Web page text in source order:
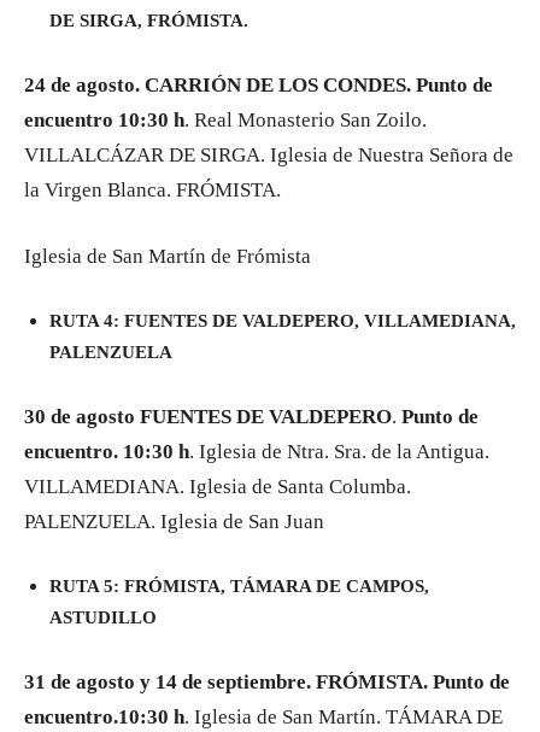
DE SIRGA, FRÓMISTA.
24 de agosto. CARRIÓN DE LOS CONDES. Punto de
encuentro 10:30 h. Real Monasterio San Zoilo.
VILLALCÁZAR DE SIRGA. Iglesia de Nuestra Señora de
la Virgen Blanca. FRÓMISTA.
Iglesia de San Martín de Frómista
RUTA 4: FUENTES DE VALDEPERO, VILLAMEDIANA,
PALENZUELA
30 de agosto FUENTES DE VALDEPERO. Punto de
encuentro. 10:30 h. Iglesia de Ntra. Sra. de la Antigua.
VILLAMEDIANA. Iglesia de Santa Columba.
PALENZUELA. Iglesia de San Juan
RUTA 5: FRÓMISTA, TÁMARA DE CAMPOS,
ASTUDILLO
31 de agosto y 14 de septiembre. FRÓMISTA. Punto de
encuentro.10:30 h. Iglesia de San Martín. TÁMARA DE